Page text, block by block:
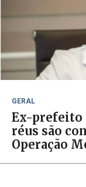
GERAL
Ex-prefeito
réus são
Operação